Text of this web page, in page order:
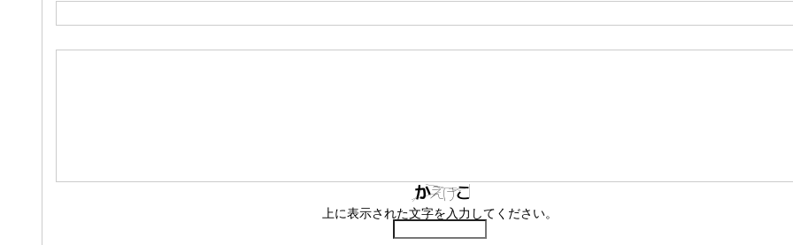
上に表示された文字を入力してください。